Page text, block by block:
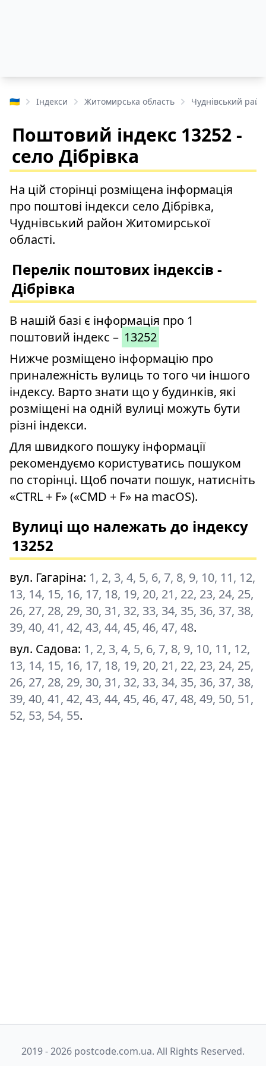
🇺🇦 Індекси Житомирська область Чуднівський
Поштовий індекс 13252 -
село Дібрівка
На цій сторінці розміщена інформація
про поштові індекси село Дібрівка,
Чуднівський район Житомирської
області.
Перелік поштових індексів -
Дібрівка
В нашій базі є інформація про 1
поштовий індекс – 13252
Нижче розміщено інформацію про
приналежність вулиць то того чи іншого
індексу. Варто знати що у будинків, які
розміщені на одній вулиці можуть бути
різні індекси.
Для швидкого пошуку інформації
рекомендуємо користуватись пошуком
по сторінці. Щоб почати пошук, натисніть
«CTRL + F» («CMD + F» на macOS).
Вулиці що належать до індексу
13252
вул. Гагаріна: 1, 2, 3, 4, 5, 6, 7, 8, 9, 10, 11, 12,
13, 14, 15, 16, 17, 18, 19, 20, 21, 22, 23, 24, 25,
26, 27, 28, 29, 30, 31, 32, 33, 34, 35, 36, 37, 38,
39, 40, 41, 42, 43, 44, 45, 46, 47, 48.
вул. Садова: 1, 2, 3, 4, 5, 6, 7, 8, 9, 10, 11, 12,
13, 14, 15, 16, 17, 18, 19, 20, 21, 22, 23, 24, 25,
26, 27, 28, 29, 30, 31, 32, 33, 34, 35, 36, 37, 38,
39, 40, 41, 42, 43, 44, 45, 46, 47, 48, 49, 50, 51,
52, 53, 54, 55.
2019 - 2026 postcode.com.ua. All Rights Reserved.